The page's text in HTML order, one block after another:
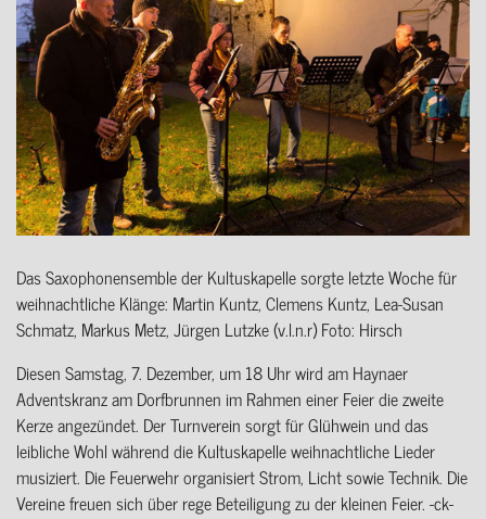
Das Saxophonensemble der Kultuskapelle sorgte letzte Woche für
weihnachtliche Klänge: Martin Kuntz, Clemens Kuntz, Lea-Susan
Schmatz, Markus Metz, Jürgen Lutzke (v.l.n.r) Foto: Hirsch
Diesen Samstag, 7. Dezember, um 18 Uhr wird am Haynaer
Adventskranz am Dorfbrunnen im Rahmen einer Feier die zweite
Kerze angezündet. Der Turnverein sorgt für Glühwein und das
leibliche Wohl während die Kultuskapelle weihnachtliche Lieder
musiziert. Die Feuerwehr organisiert Strom, Licht sowie Technik. Die
Vereine freuen sich über rege Beteiligung zu der kleinen Feier. -ck-